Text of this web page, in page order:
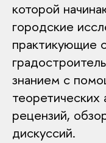
которой
городские
практикующие
знанием с
теоретических
рецензий,
дискуссий.